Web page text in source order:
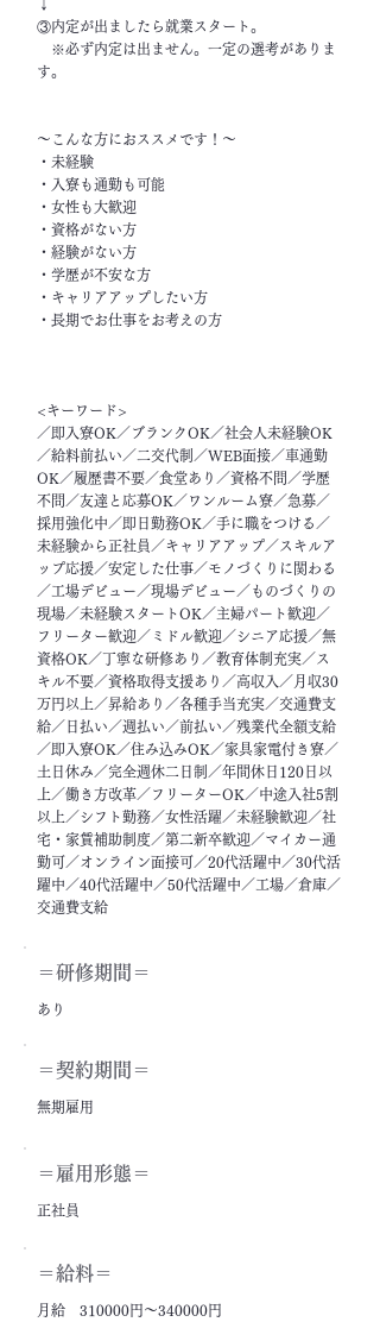
↓
③内定が出ましたら就業スタート。
※必ず内定は出ません。一定の選考がありま
す。
～こんな方におススメです！～
・未経験
・入寮も通勤も可能
・女性も大歓迎
・資格がない方
・経験がない方
・学歴が不安な方
・キャリアアップしたい方
・長期でお仕事をお考えの方
<キーワード>
／即入寮OK／ブランクOK／社会人未経験OK
／給料前払い／二交代制／WEB面接／車通勤
OK／履歴書不要／食堂あり／資格不問／学歴
不問／友達と応募OK／ワンルーム寮／急募／
採用強化中／即日勤務OK／手に職をつける／
未経験から正社員／キャリアアップ／スキルア
ップ応援／安定した仕事／モノづくりに関わる
／工場デビュー／現場デビュー／ものづくりの
現場／未経験スタートOK／主婦パート歓迎／
フリーター歓迎／ミドル歓迎／シニア応援／無
資格OK／丁寧な研修あり／教育体制充実／ス
キル不要／資格取得支援あり／高収入／月収30
万円以上／昇給あり／各種手当充実／交通費支
給／日払い／週払い／前払い／残業代全額支給
／即入寮OK／住み込みOK／家具家電付き寮／
土日休み／完全週休二日制／年間休日120日以
上／働き方改革／フリーターOK／中途入社5割
以上／シフト勤務／女性活躍／未経験歓迎／社
宅・家賃補助制度／第二新卒歓迎／マイカー通
勤可／オンライン面接可／20代活躍中／30代活
躍中／40代活躍中／50代活躍中／工場／倉庫／
交通費支給
＝​研修期間＝
あり
＝契約期間＝
無期雇用
＝雇用形態＝
正社員
＝給料＝
月給 310000円～340000円